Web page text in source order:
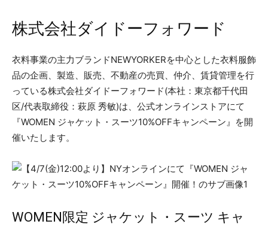
株式会社ダイドーフォワード
衣料事業の主力ブランドNEWYORKERを中心とした衣料服飾
品の企画、製造、販売、不動産の売買、仲介、賃貸管理を行
っている株式会社ダイドーフォワード(本社：東京都千代田
区/代表取締役：萩原 秀敏)は、公式オンラインストアにて
『WOMEN ジャケット・スーツ10%OFFキャンペーン』を開
催いたします。
WOMEN限定 ジャケット・スーツ キャ